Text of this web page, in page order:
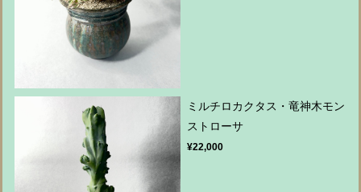
ミルチロカクタス・竜神木モン
ストローサ
¥22,000